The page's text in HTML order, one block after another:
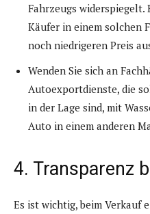
Fahrzeugs widerspiegelt.
Käufer in einem solchen
noch niedrigeren Preis
Wenden Sie sich an
Autoexportdienste, die
in der Lage sind, mit
Auto in einem anderen
4. Transparenz
Es ist wichtig, beim Verkauf